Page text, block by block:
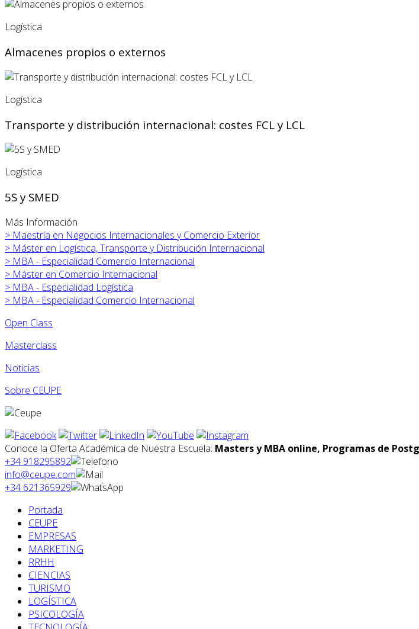
Logística
Almacenes propios o externos
Logística
Transporte y distribución internacional: costes FCL y LCL
Logística
5S y SMED
Más Información
> Maestría en Negocios Internacionales y Comercio Exterior
> Máster en Logística, Transporte y Distribución Internacional
> MBA - Especialidad Comercio Internacional
> Máster en Comercio Internacional
> MBA - Especialidad Logística
> MBA - Especialidad Comercio Internacional
Open Class
Masterclass
Noticias
Sobre CEUPE
Conoce la Oferta Académica de Nuestra Escuela: Masters y MBA online, Programas de
+34 918295892
info@ceupe.com
+34 621365929
Portada
CEUPE
EMPRESAS
MARKETING
RRHH
CIENCIAS
TURISMO
LOGÍSTICA
PSICOLOGÍA